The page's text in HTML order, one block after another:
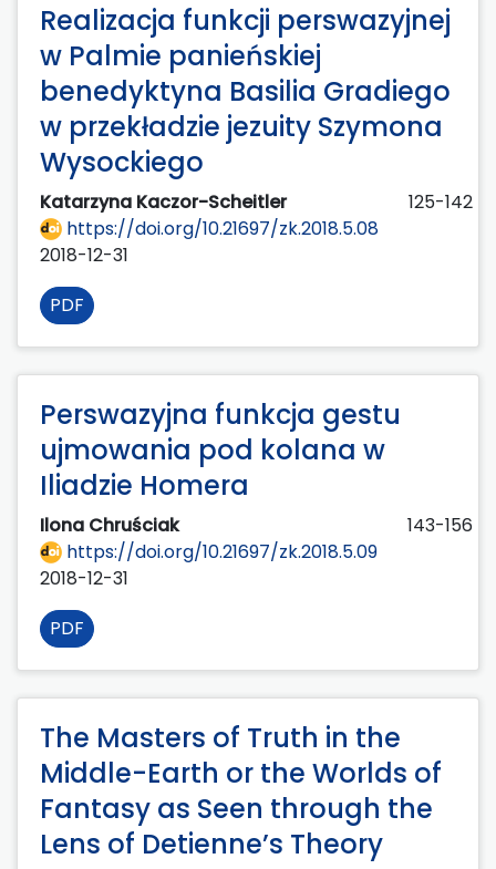
Realizacja funkcji perswazyjnej
w Palmie panieńskiej
benedyktyna Basilia Gradiego
w przekładzie jezuity Szymona
Wysockiego
Katarzyna Kaczor-Scheitler
125-142
https://doi.org/10.21697/zk.2018.5.08
2018-12-31
PDF
Perswazyjna funkcja gestu
ujmowania pod kolana w
Iliadzie Homera
Ilona Chruściak
143-156
https://doi.org/10.21697/zk.2018.5.09
2018-12-31
PDF
The Masters of Truth in the
Middle-Earth or the Worlds of
Fantasy as Seen through the
Lens of Detienne’s Theory